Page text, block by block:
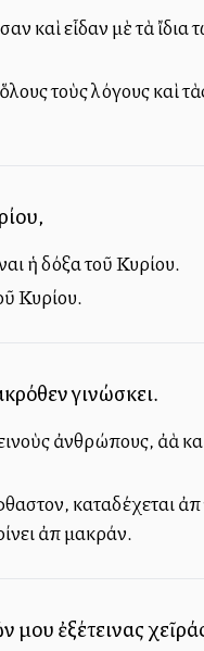
καὶ εἶδαν μὲ τὰ
τοὺς λόγους καὶ
ἡ δόξα τοῦ Κυρίου.
Κυρίου.
γινώσκει.
ἀνθρώπους, ἀλλὰ
καταδέχεται
ἀπὸ μακράν.
ἐξέτεινας